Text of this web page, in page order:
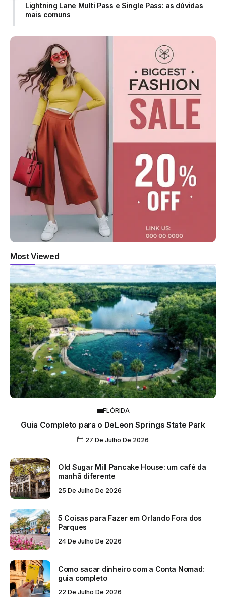
Lightning Lane Multi Pass e Single Pass: as dúvidas
mais comuns
Most Viewed
FLÓRIDA
Guia Completo para o DeLeon Springs State Park
27 De Julho De 2026
Old Sugar Mill Pancake House: um café da
manhã diferente
25 De Julho De 2026
5 Coisas para Fazer em Orlando Fora dos
Parques
24 De Julho De 2026
Como sacar dinheiro com a Conta Nomad:
guia completo
22 De Julho De 2026